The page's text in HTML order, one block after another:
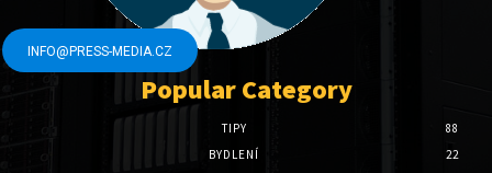
INFO@PRESS-MEDIA.CZ
Popular Category
TIPY
88
BYDLENÍ
22